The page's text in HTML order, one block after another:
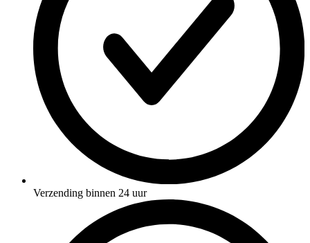
Verzending binnen 24 uur